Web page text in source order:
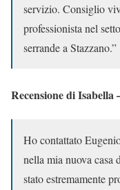
servizio. Consiglio
professionista nel
serrande a Stazzano.”
Recensione di Isabella
Ho contattato
nella mia nuova casa
stato estremamente